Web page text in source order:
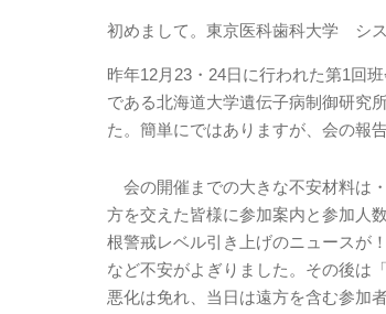
初めまして。東京医科歯科大学 シ
昨年12月23・24日に行われた第1回
である北海道大学遺伝子病制御研究
た。 簡単にではありますが、会の報
会の開催までの大きな不安材料は
方を交えた皆様に参加案内と参加人
根警戒レベル引き上げのニュースが
など不安がよぎりました。その後は
悪化は免れ、当日は遠方を含む参加